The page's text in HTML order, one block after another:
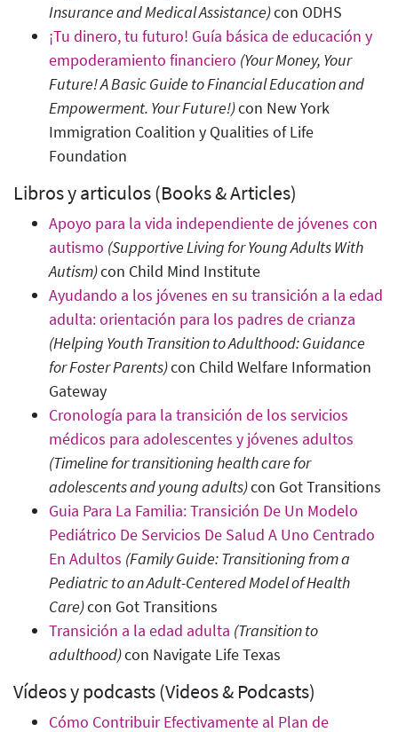
Insurance and Medical Assistance)con ODHS
¡Tu dinero, tu futuro! Guía básica de educación y
empoderamiento financiero (Your Money, Your
Future! A Basic Guide to Financial Education and
Empowerment. Your Future!)con New York
Immigration Coalition y Qualities of Life
Foundation
Libros y articulos (Books & Articles)
Apoyo para la vida independiente de jóvenes con
autismo (Supportive Living for Young Adults With
Autism)con Child Mind Institute
Ayudando a los jóvenes en su transición a la edad
adulta: orientación para los padres de crianza
(Helping Youth Transition to Adulthood: Guidance
for Foster Parents)con Child Welfare Information
Gateway
Cronología para la transición de los servicios
médicos para adolescentes y jóvenes adultos
(Timeline for transitioning health care for
adolescents and young adults)con Got Transitions
Guia Para La Familia: Transición De Un Modelo
Pediátrico De Servicios De Salud A Uno Centrado
En Adultos (Family Guide: Transitioning from a
Pediatric to an Adult-Centered Model of Health
Care)con Got Transitions
Transición a la edad adulta (Transition to
adulthood)con Navigate Life Texas
Vídeos y podcasts (Videos & Podcasts)
Cómo Contribuir Efectivamente al Plan de